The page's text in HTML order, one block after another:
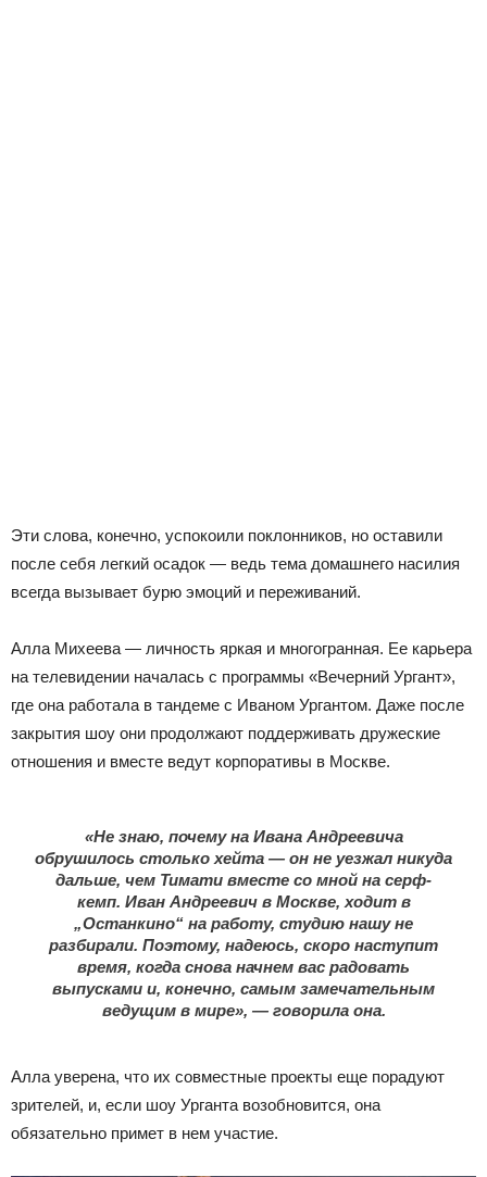
Эти слова, конечно, успокоили поклонников, но оставили
после себя легкий осадок — ведь тема домашнего насилия
всегда вызывает бурю эмоций и переживаний.
Алла Михеева — личность яркая и многогранная. Ее карьера
на телевидении началась с программы «Вечерний Ургант»,
где она работала в тандеме с Иваном Ургантом. Даже после
закрытия шоу они продолжают поддерживать дружеские
отношения и вместе ведут корпоративы в Москве.
«Не знаю, почему на Ивана Андреевича
обрушилось столько хейта — он не уезжал никуда
дальше, чем Тимати вместе со мной на серф-
кемп. Иван Андреевич в Москве, ходит в
„Останкино“ на работу, студию нашу не
разбирали. Поэтому, надеюсь, скоро наступит
время, когда снова начнем вас радовать
выпусками и, конечно, самым замечательным
ведущим в мире», — говорила она.
Алла уверена, что их совместные проекты еще порадуют
зрителей, и, если шоу Урганта возобновится, она
обязательно примет в нем участие.